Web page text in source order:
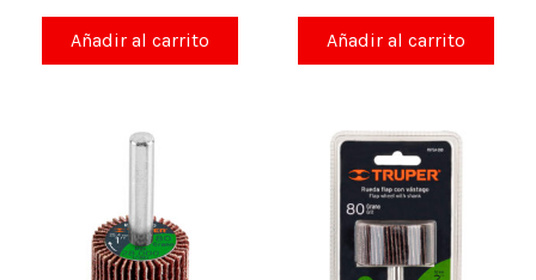
0
de
5
Añadir al carrito
0
de
5
Añadir al carrito